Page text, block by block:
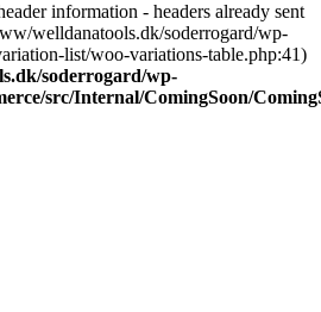
information - headers already sent
welldanatools.dk/soderrogard/wp-
list/woo-variations-table.php:41)
soderrogard/wp-
src/Internal/ComingSoon/